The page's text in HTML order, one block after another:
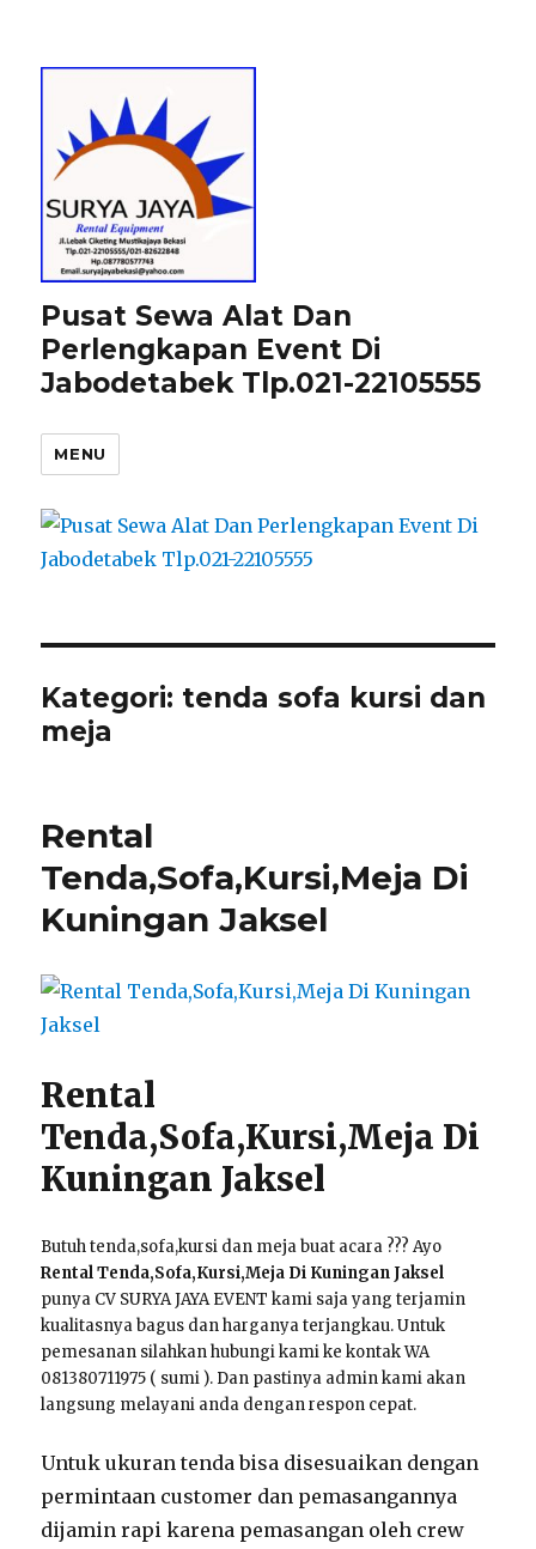
Pusat Sewa Alat Dan
Perlengkapan Event Di
Jabodetabek Tlp.021-22105555
MENU
Kategori: tenda sofa kursi dan
meja
Rental
Tenda,Sofa,Kursi,Meja Di
Kuningan Jaksel
Rental
Tenda,Sofa,Kursi,Meja Di
Kuningan Jaksel
Butuh tenda,sofa,kursi dan meja buat acara ??? Ayo
Rental Tenda,Sofa,Kursi,Meja Di Kuningan Jaksel
punya CV SURYA JAYA EVENT kami saja yang terjamin
kualitasnya bagus dan harganya terjangkau. Untuk
pemesanan silahkan hubungi kami ke kontak WA
081380711975 ( sumi ). Dan pastinya admin kami akan
langsung melayani anda dengan respon cepat.
Untuk ukuran tenda bisa disesuaikan dengan
permintaan customer dan pemasangannya
dijamin rapi karena pemasangan oleh crew